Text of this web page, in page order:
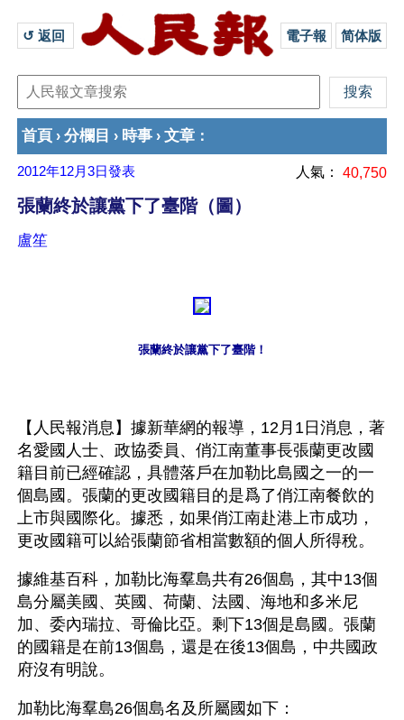
↺ 返回 電子報 简体版
首頁 › 分欄目 › 時事 › 文章 ：
2012年12月3日發表 人氣： 40,750
張蘭終於讓黨下了臺階（圖）
盧笙
張蘭終於讓黨下了臺階！
【人民報消息】據新華網的報導，12月1日消息，著
名愛國人士、政協委員、俏江南董事長張蘭更改國
籍目前已經確認，具體落戶在加勒比島國之一的一
個島國。張蘭的更改國籍目的是爲了俏江南餐飲的
上市與國際化。據悉，如果俏江南赴港上市成功，
更改國籍可以給張蘭節省相當數額的個人所得稅。
據維基百科，加勒比海羣島共有26個島，其中13個
島分屬美國、英國、荷蘭、法國、海地和多米尼
加、委內瑞拉、哥倫比亞。剩下13個是島國。張蘭
的國籍是在前13個島，還是在後13個島，中共國政
府沒有明說。
加勒比海羣島26個島名及所屬國如下：